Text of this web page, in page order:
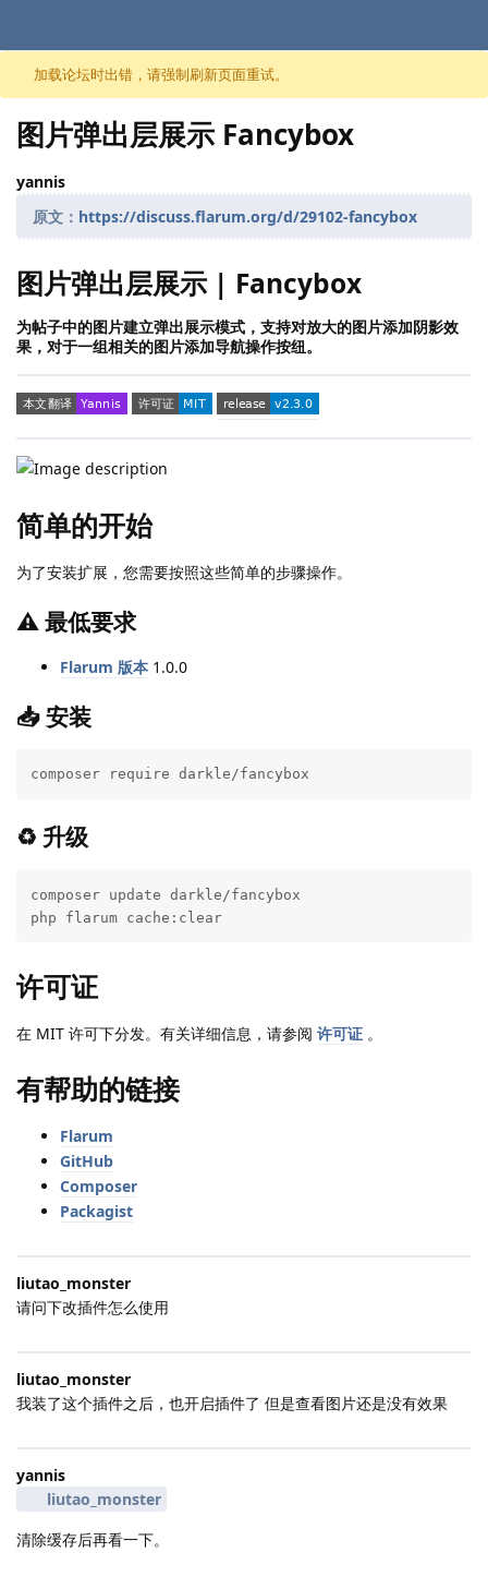
跳至内容
加载论坛时出错，请强制刷新页面重试。
图片弹出层展示 Fancybox
yannis
原文： https://discuss.flarum.org/d/29102-fancybox
图片弹出层展示 | Fancybox
为帖子中的图片建立弹出展示模式，支持对放大的图片添加阴影效
果，对于一组相关的图片添加导航操作按纽。
简单的开始
为了安装扩展，您需要按照这些简单的步骤操作。
⚠️ 最低要求
Flarum 版本 1.0.0
📥 安装
composer require darkle/fancybox
♻ 升级
composer update darkle/fancybox
php flarum cache:clear
许可证
在 MIT 许可下分发。有关详细信息，请参阅 许可证 。
有帮助的链接
Flarum
GitHub
Composer
Packagist
liutao_monster
请问下改插件怎么使用
liutao_monster
我装了这个插件之后，也开启插件了 但是查看图片还是没有效果
yannis
liutao_monster
清除缓存后再看一下。